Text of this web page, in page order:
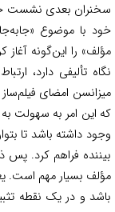
بعدی نشست جواد
با موضوع
را این‌گونه آغاز
تألیفی دارد،
امضای
این امر به سهولت به
داشته باشد تا
فراهم کرد. پس
بسیار مهم است.
و در یک نقطه